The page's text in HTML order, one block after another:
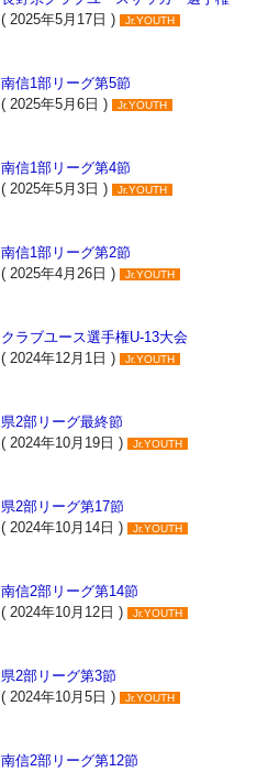
( 2025年5月17日 )
Jr.YOUTH
南信1部リーグ第5節
( 2025年5月6日 )
Jr.YOUTH
南信1部リーグ第4節
( 2025年5月3日 )
Jr.YOUTH
南信1部リーグ第2節
( 2025年4月26日 )
Jr.YOUTH
クラブユース選手権U-13大会
( 2024年12月1日 )
Jr.YOUTH
県2部リーグ最終節
( 2024年10月19日 )
Jr.YOUTH
県2部リーグ第17節
( 2024年10月14日 )
Jr.YOUTH
南信2部リーグ第14節
( 2024年10月12日 )
Jr.YOUTH
県2部リーグ第3節
( 2024年10月5日 )
Jr.YOUTH
南信2部リーグ第12節